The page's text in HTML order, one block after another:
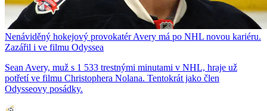
Nenáviděný hokejový provokatér Avery má po NHL novou kariéru.
Zazářil i ve filmu Odyssea
Sean Avery, muž s 1 533 trestnými minutami v NHL, hraje už
potřetí ve filmu Christophera Nolana. Tentokrát jako člen
Odysseovy posádky.